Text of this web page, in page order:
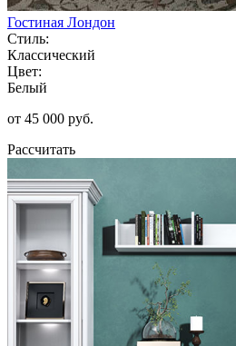
Гостиная Лондон
Стиль:
Классический
Цвет:
Белый
от 45 000 руб.
Рассчитать